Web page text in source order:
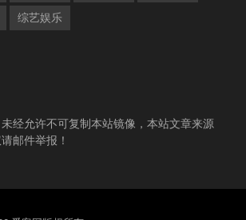
综艺娱乐
经允许不可复制本站镜像，本站文章来源
邮件举报！